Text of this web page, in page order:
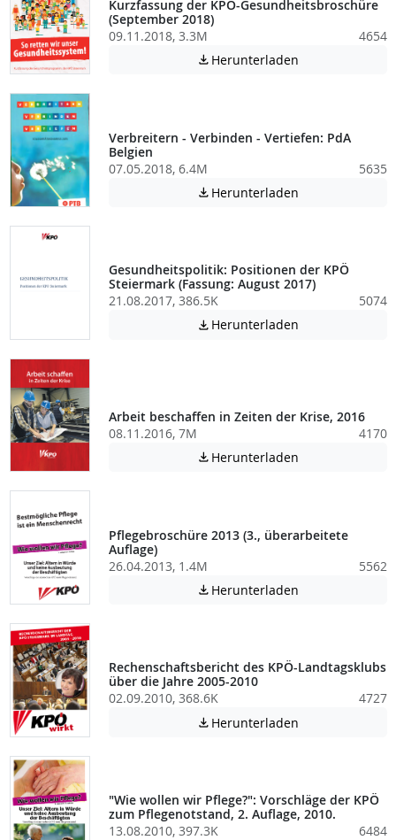
Kurzfassung der KPÖ-Gesundheitsbroschüre
(September 2018)
09.11.2018, 3.3M
4654
 Herunterladen
Verbreitern - Verbinden - Vertiefen: PdA
Belgien
07.05.2018, 6.4M
5635
 Herunterladen
Gesundheitspolitik: Positionen der KPÖ
Steiermark (Fassung: August 2017)
21.08.2017, 386.5K
5074
 Herunterladen
Arbeit beschaffen in Zeiten der Krise, 2016
08.11.2016, 7M
4170
 Herunterladen
Pflegebroschüre 2013 (3., überarbeitete
Auflage)
26.04.2013, 1.4M
5562
 Herunterladen
Rechenschaftsbericht des KPÖ-Landtagsklubs
über die Jahre 2005-2010
02.09.2010, 368.6K
4727
 Herunterladen
"Wie wollen wir Pflege?": Vorschläge der KPÖ
zum Pflegenotstand, 2. Auflage, 2010.
13.08.2010, 397.3K
6484